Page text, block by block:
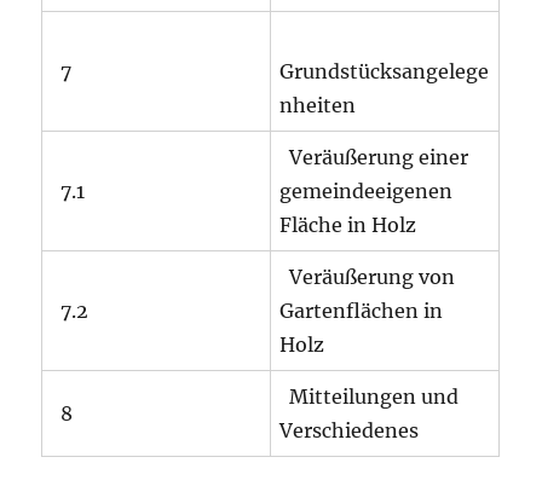
7
Grundstücksangelege
nheiten
7.1
Veräußerung einer
gemeindeeigenen
Fläche in Holz
7.2
Veräußerung von
Gartenflächen in
Holz
8
Mitteilungen und
Verschiedenes